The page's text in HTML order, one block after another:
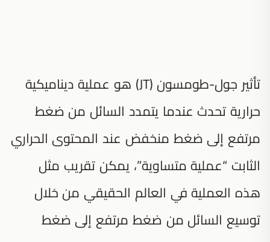
تأثير جول-طومسون (JT) هو عملية ديناميكية
حرارية تحدث عندما يتمدد السائل من ضغط
مرتفع إلى ضغط منخفض عند المحتوى الحراري
الثابت “عملية متساوية”، يمكن تقريب مثل
هذه العملية في العالم الحقيقي من خلال
توسيع السائل من ضغط مرتفع إلى ضغط